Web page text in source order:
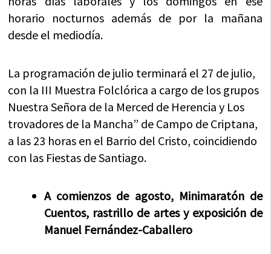
horario nocturnos además de por la mañana
desde el mediodía.
La programación de julio terminará el 27 de julio,
con la III Muestra Folclórica a cargo de los grupos
Nuestra Señora de la Merced de Herencia y Los
trovadores de la Mancha” de Campo de Criptana,
a las 23 horas en el Barrio del Cristo, coincidiendo
con las Fiestas de Santiago.
A comienzos de agosto, Minimaratón de
Cuentos, rastrillo de artes y exposición de
Manuel Fernández-Caballero